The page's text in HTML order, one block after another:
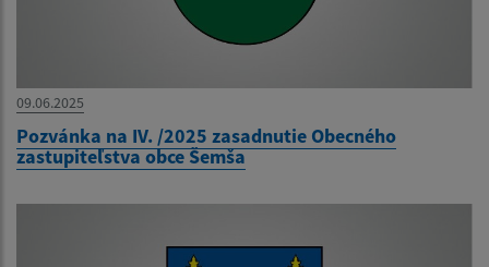
09.06.2025
Pozvánka na IV. /2025 zasadnutie Obecného
zastupiteľstva obce Šemša